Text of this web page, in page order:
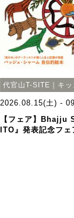
代官山T-SITE｜キッ
2026.08.15(土) -
【フェア】Bhajju
ITO』発表記念フェ